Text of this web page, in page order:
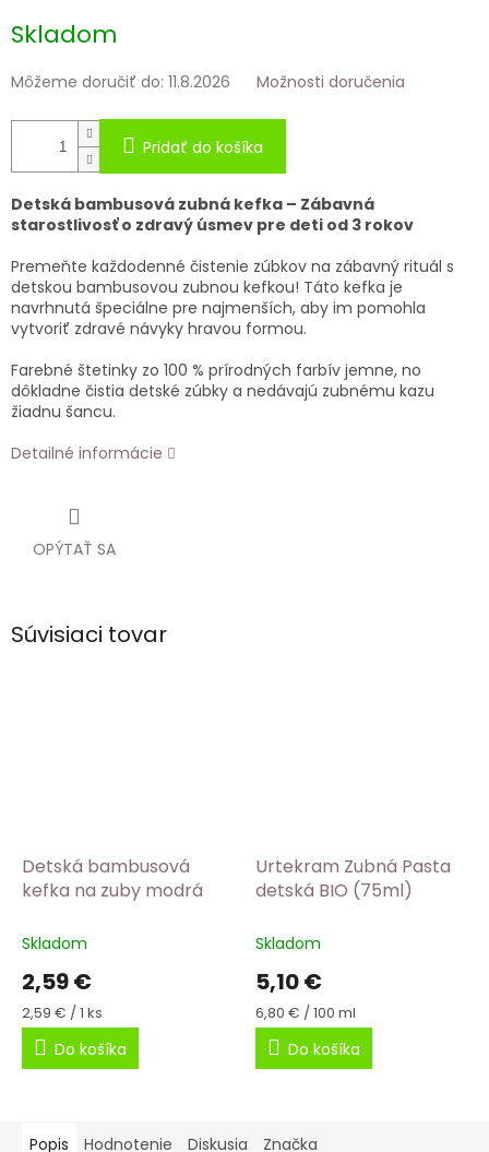
Skladom
Môžeme doručiť do: 11.8.2026 Možnosti doručenia
Pridať do košíka
Detská bambusová zubná kefka – Zábavná
starostlivosť o zdravý úsmev pre deti od 3 rokov
Premeňte každodenné čistenie zúbkov na zábavný rituál s
detskou bambusovou zubnou kefkou! Táto kefka je
navrhnutá špeciálne pre najmenších, aby im pomohla
vytvoriť zdravé návyky hravou formou.
Farebné štetinky zo 100 % prírodných farbív jemne, no
dôkladne čistia detské zúbky a nedávajú zubnému kazu
žiadnu šancu.
Detailné informácie
OPÝTAŤ SA
Súvisiaci tovar
Detská bambusová
kefka na zuby modrá
Skladom
2,59 €
Jednotková
cena:
2,59 € / 1 ks
Do košíka
Urtekram Zubná Pasta
detská BIO (75ml)
Skladom
5,10 €
Jednotková
cena:
6,80 € / 100 ml
Do košíka
Popis Hodnotenie Diskusia Značka